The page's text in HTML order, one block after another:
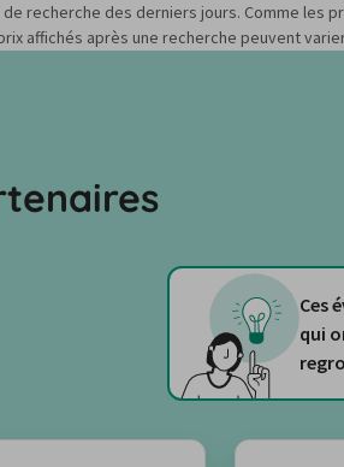
recherche des derniers jours. Comme les
affichés après une recherche peuvent
Ces
qui